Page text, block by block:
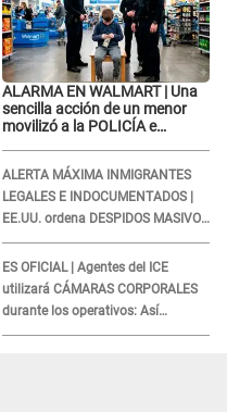
ALARMA EN WALMART | Una
sencilla acción de un menor
movilizó a la POLICÍA e
ALERTA MÁXIMA INMIGRANTES
LEGALES E INDOCUMENTADOS |
EE.UU. ordena DESPIDOS MASIVOS
y DEPORTACIONES a estos
extranjeros
ES OFICIAL | Agentes del ICE
utilizará CÁMARAS CORPORALES
durante los operativos: Así
afectará a inmigrantes